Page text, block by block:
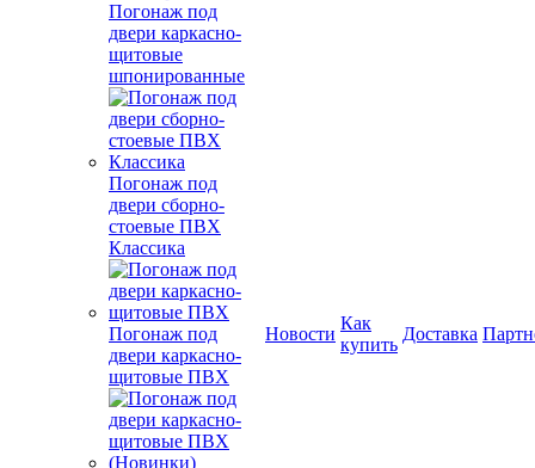
Погонаж под
двери каркасно-
щитовые
шпонированные
Погонаж под
двери сборно-
стоевые ПВХ
Классика
Погонаж под
двери каркасно-
щитовые ПВХ
Новости
Как
купить
Доставка